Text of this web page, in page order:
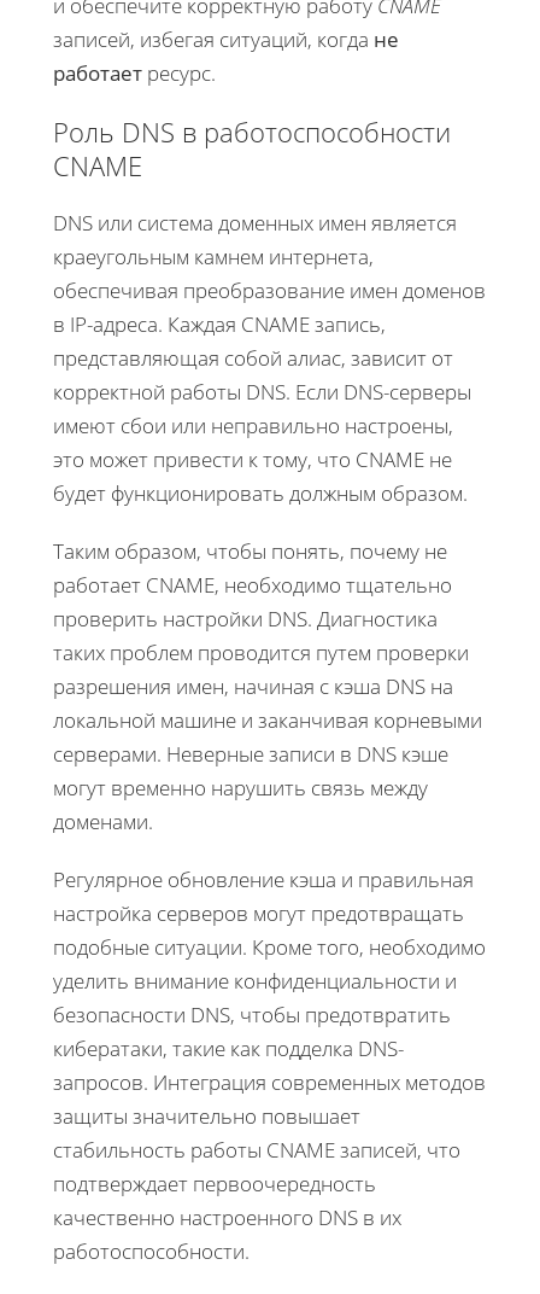
записей, избегая ситуаций, когда не
работает ресурс.
Роль DNS в работоспособности
CNAME
DNS или система доменных имен является
краеугольным камнем интернета,
обеспечивая преобразование имен доменов
в IP-адреса. Каждая CNAME запись,
представляющая собой алиас, зависит от
корректной работы DNS. Если DNS-серверы
имеют сбои или неправильно настроены,
это может привести к тому, что CNAME не
будет функционировать должным образом.
Таким образом, чтобы понять, почему не
работает CNAME, необходимо тщательно
проверить настройки DNS. Диагностика
таких проблем проводится путем проверки
разрешения имен, начиная с кэша DNS на
локальной машине и заканчивая корневыми
серверами. Неверные записи в DNS кэше
могут временно нарушить связь между
доменами.
Регулярное обновление кэша и правильная
настройка серверов могут предотвращать
подобные ситуации. Кроме того, необходимо
уделить внимание конфиденциальности и
безопасности DNS, чтобы предотвратить
кибератаки, такие как подделка DNS-
запросов. Интеграция современных методов
защиты значительно повышает
стабильность работы CNAME записей, что
подтверждает первоочередность
качественно настроенного DNS в их
работоспособности.